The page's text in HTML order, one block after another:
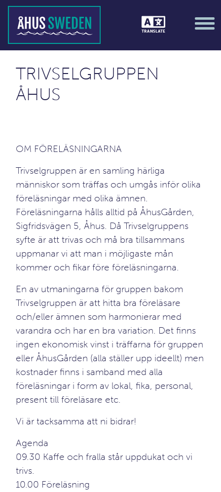
TRANSLATE
TRIVSELGRUPPEN
ÅHUS
OM FÖRELÄSNINGARNA
Trivselgruppen är en samling härliga
människor som träffas och umgås inför olika
föreläsningar med olika ämnen.
Föreläsningarna hålls alltid på ÅhusGården,
Sigfridsvägen 5, Åhus. Då Trivselgruppens
syfte är att trivas och må bra tillsammans
uppmanar vi att man i möjligaste mån
kommer och fikar före föreläsningarna.
En av utmaningarna för gruppen bakom
Trivselgruppen är att hitta bra föreläsare
och/eller ämnen som harmonierar med
varandra och har en bra variation. Det finns
ingen ekonomisk vinst i träffarna för gruppen
eller ÅhusGården (alla ställer upp ideellt) men
kostnader finns i samband med alla
föreläsningar i form av lokal, fika, personal,
present till föreläsare etc.
Vi är tacksamma att ni bidrar!
Agenda
09.30 Kaffe och fralla står uppdukat och vi
trivs.
10.00 Föreläsning